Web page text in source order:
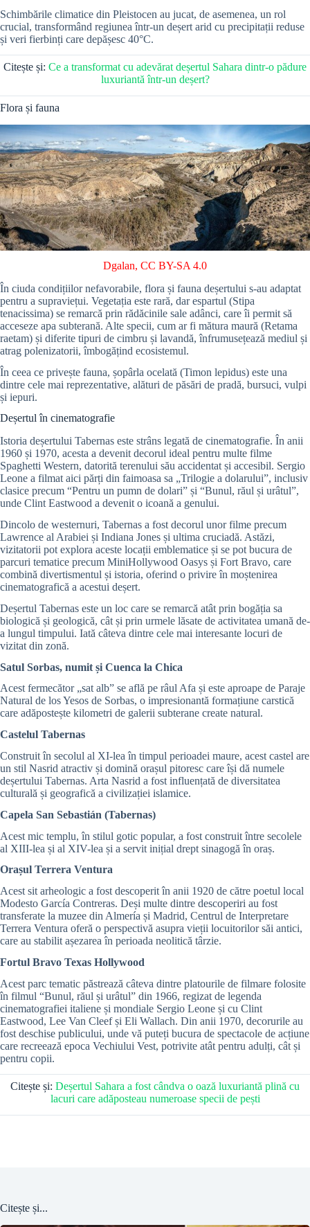
Schimbările climatice din Pleistocen au jucat, de asemenea, un rol
crucial, transformând regiunea într-un deșert arid cu precipitații reduse
și veri fierbinți care depășesc 40°C.
Citește și: Ce a transformat cu adevărat deșertul Sahara dintr-o pădure
luxuriantă într-un deșert?
Flora și fauna
Dgalan, CC BY-SA 4.0
În ciuda condițiilor nefavorabile, flora și fauna deșertului s-au adaptat
pentru a supraviețui. Vegetația este rară, dar espartul (Stipa
tenacissima) se remarcă prin rădăcinile sale adânci, care îi permit să
acceseze apa subterană. Alte specii, cum ar fi mătura maură (Retama
raetam) și diferite tipuri de cimbru și lavandă, înfrumusețează mediul și
atrag polenizatorii, îmbogățind ecosistemul.
În ceea ce privește fauna, șopârla ocelată (Timon lepidus) este una
dintre cele mai reprezentative, alături de păsări de pradă, bursuci, vulpi
și iepuri.
Deșertul în cinematografie
Istoria deșertului Tabernas este strâns legată de cinematografie. În anii
1960 și 1970, acesta a devenit decorul ideal pentru multe filme
Spaghetti Western, datorită terenului său accidentat și accesibil. Sergio
Leone a filmat aici părți din faimoasa sa „Trilogie a dolarului”, inclusiv
clasice precum “Pentru un pumn de dolari” și “Bunul, răul și urâtul”,
unde Clint Eastwood a devenit o icoană a genului.
Dincolo de westernuri, Tabernas a fost decorul unor filme precum
Lawrence al Arabiei și Indiana Jones și ultima cruciadă. Astăzi,
vizitatorii pot explora aceste locații emblematice și se pot bucura de
parcuri tematice precum MiniHollywood Oasys și Fort Bravo, care
combină divertismentul și istoria, oferind o privire în moștenirea
cinematografică a acestui deșert.
Deșertul Tabernas este un loc care se remarcă atât prin bogăția sa
biologică și geologică, cât și prin urmele lăsate de activitatea umană de-
a lungul timpului. Iată câteva dintre cele mai interesante locuri de
vizitat din zonă.
Satul Sorbas, numit și Cuenca la Chica
Acest fermecător „sat alb” se află pe râul Afa și este aproape de Paraje
Natural de los Yesos de Sorbas, o impresionantă formațiune carstică
care adăpostește kilometri de galerii subterane create natural.
Castelul Tabernas
Construit în secolul al XI-lea în timpul perioadei maure, acest castel are
un stil Nasrid atractiv și domină orașul pitoresc care își dă numele
deșertului Tabernas. Arta Nasrid a fost influențată de diversitatea
culturală și geografică a civilizației islamice.
Capela San Sebastián (Tabernas)
Acest mic templu, în stilul gotic popular, a fost construit între secolele
al XIII-lea și al XIV-lea și a servit inițial drept sinagogă în oraș.
Orașul Terrera Ventura
Acest sit arheologic a fost descoperit în anii 1920 de către poetul local
Modesto García Contreras. Deși multe dintre descoperiri au fost
transferate la muzee din Almería și Madrid, Centrul de Interpretare
Terrera Ventura oferă o perspectivă asupra vieții locuitorilor săi antici,
care au stabilit așezarea în perioada neolitică târzie.
Fortul Bravo Texas Hollywood
Acest parc tematic păstrează câteva dintre platourile de filmare folosite
în filmul “Bunul, răul și urâtul” din 1966, regizat de legenda
cinematografiei italiene și mondiale Sergio Leone și cu Clint
Eastwood, Lee Van Cleef și Eli Wallach. Din anii 1970, decorurile au
fost deschise publicului, unde vă puteți bucura de spectacole de acțiune
care recreează epoca Vechiului Vest, potrivite atât pentru adulți, cât și
pentru copii.
Citește și: Deșertul Sahara a fost cândva o oază luxuriantă plină cu
lacuri care adăposteau numeroase specii de pești
Citește și...